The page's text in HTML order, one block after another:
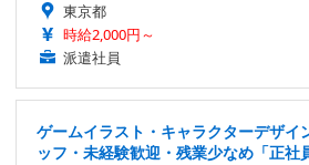
東京都
時給2,000円～
派遣社員
ゲームイラスト・キャラクターデザイ
ッフ・未経験歓迎・残業少なめ「正社